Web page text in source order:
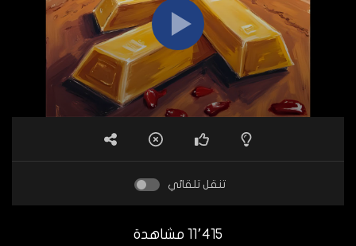
تنقل تلقائي
11٬415 مشاهدة